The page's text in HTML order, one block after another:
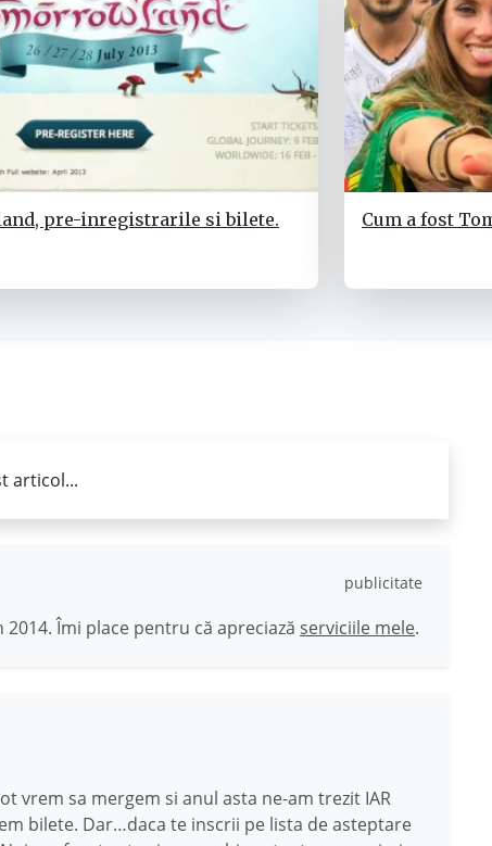
pre-inregistrarile si bilete. Cum a fost
articol...
publicitate
Îmi place pentru că apreciază serviciile mele.
vrem sa mergem si anul asta ne-am trezit IAR
bilete. Dar…daca te inscrii pe lista de asteptare